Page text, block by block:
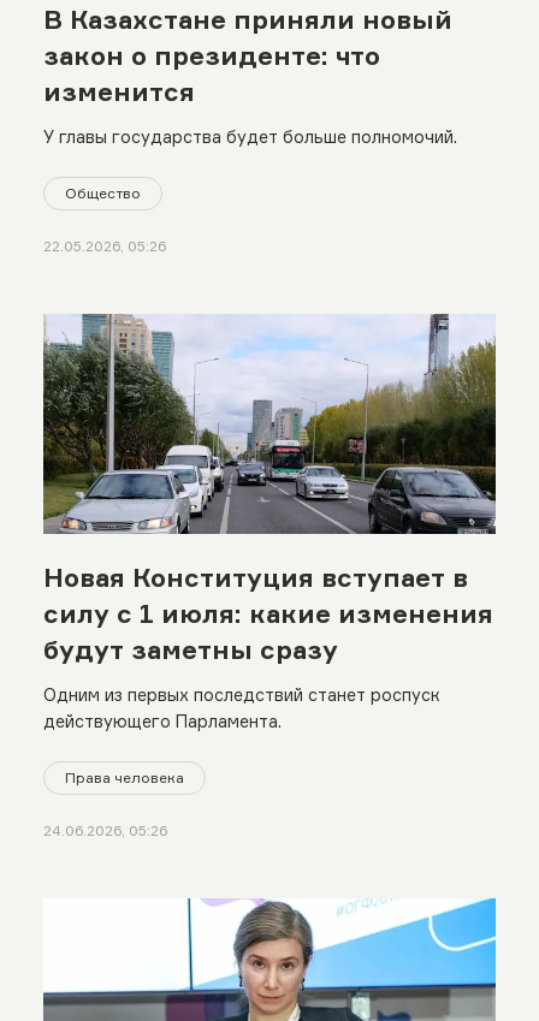
В Казахстане приняли новый
закон о президенте: что
изменится
У главы государства будет больше полномочий.
Общество
22.05.2026, 05:26
Новая Конституция вступает в
силу с 1 июля: какие изменения
будут заметны сразу
Одним из первых последствий станет роспуск
действующего Парламента.
Права человека
24.06.2026, 05:26